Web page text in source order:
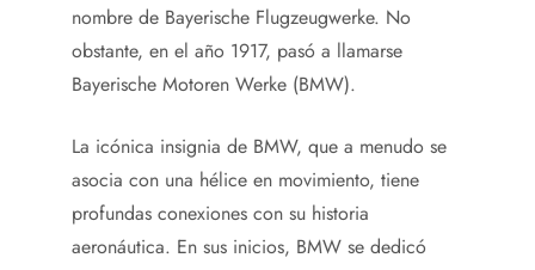
nombre de Bayerische Flugzeugwerke. No
obstante, en el año 1917, pasó a llamarse
Bayerische Motoren Werke (BMW).
La icónica insignia de BMW, que a menudo se
asocia con una hélice en movimiento, tiene
profundas conexiones con su historia
aeronáutica. En sus inicios, BMW se dedicó